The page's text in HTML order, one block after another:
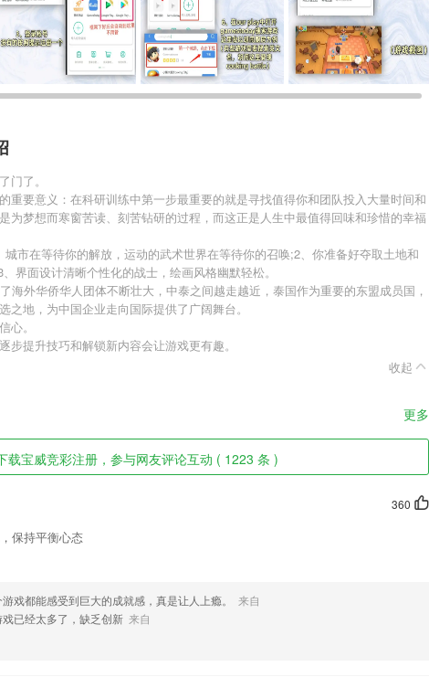
门了。
重要意义：在科研训练中第一步最重要的就是寻找值得你和团队投入大量时间和
为梦想而寒窗苦读、刻苦钻研的过程，而这正是人生中最值得回味和珍惜的幸福
市在等待你的解放，运动的武术世界在等待你的召唤;2、你准备好夺取土地和
界面设计清晰个性化的战士，绘画风格幽默轻松。
海外华侨华人团体不断壮大，中泰之间越走越近，泰国作为重要的东盟成员国，
之地，为中国企业走向国际提供了广阔舞台。
心。
步提升技巧和解锁新内容会让游戏更有趣。
收起
更多
载宝威竞彩注册，参与网友评论互动 ( 1223 条 )
360
保持平衡心态
游戏都能感受到巨大的成就感，真是让人上瘾。
来自
戏已经太多了，缺乏创新 来自